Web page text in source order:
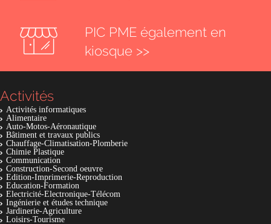
PIC PME également en
kiosque >>
Activités
Activités informatiques
Alimentaire
Auto-Motos-Aéronautique
Bâtiment et travaux publics
Chauffage-Climatisation-Plomberie
Chimie Plastique
Communication
Construction-Second oeuvre
Edition-Imprimerie-Reproduction
Education-Formation
Electricité-Electronique-Télécom
Ingénierie et études technique
Jardinerie-Agriculture
Loisirs-Tourisme